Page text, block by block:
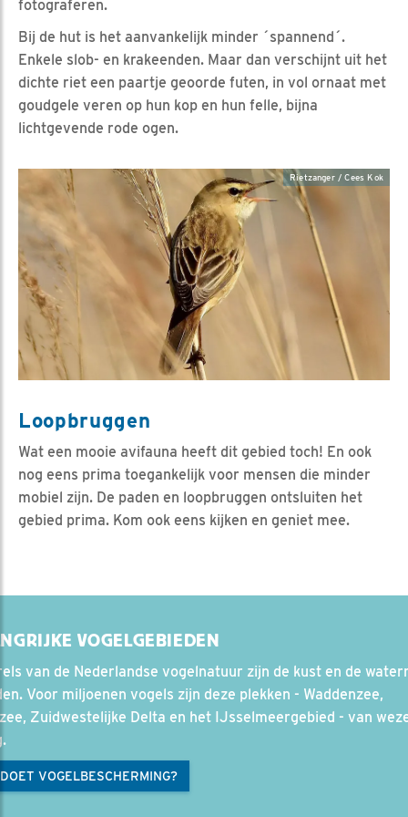
fotograferen.
Bij de hut is het aanvankelijk minder ´spannend´.
Enkele slob- en krakeenden. Maar dan verschijnt uit het
dichte riet een paartje geoorde futen, in vol ornaat met
goudgele veren op hun kop en hun felle, bijna
lichtgevende rode ogen.
Rietzanger / Cees Kok
Loopbruggen
Wat een mooie avifauna heeft dit gebied toch! En ook
nog eens prima toegankelijk voor mensen die minder
mobiel zijn. De paden en loopbruggen ontsluiten het
gebied prima. Kom ook eens kijken en geniet mee.
VOGELGEBIEDEN
van de Nederlandse vogelnatuur zijn de kust en de
Voor miljoenen vogels zijn deze plekken - Waddenzee,
Zuidwestelijke Delta en het IJsselmeergebied - van
VOGELBESCHERMING?